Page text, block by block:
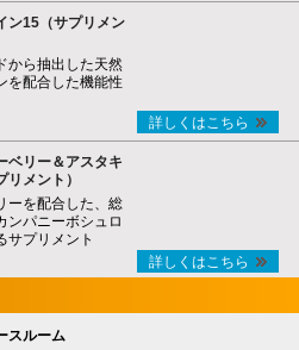
ン15（サプリメン
から抽出した天然
を配合した機能性
詳しくはこちら
ベリー＆アスタキ
メント）
ーを配合した、総
ンパニーボシュロ
サプリメント
詳しくはこちら
スルーム